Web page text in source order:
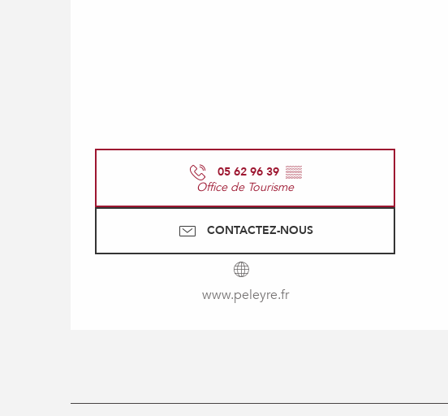
05 62 96 39 ▒▒
Office de Tourisme
CONTACTEZ-NOUS
www.peleyre.fr